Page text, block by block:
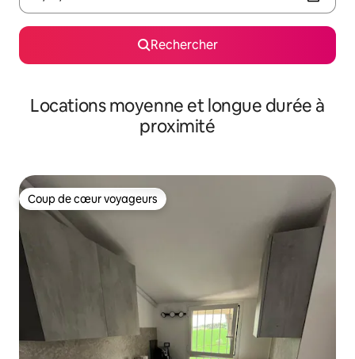
Rechercher
Locations moyenne et longue durée à
proximité
Coup de cœur voyageurs
Coup de cœur voyageurs